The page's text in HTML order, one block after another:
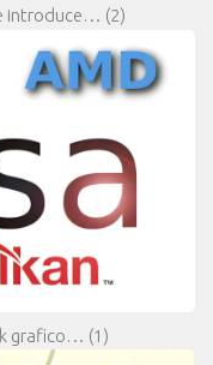
introduce… (2)
grafico… (1)